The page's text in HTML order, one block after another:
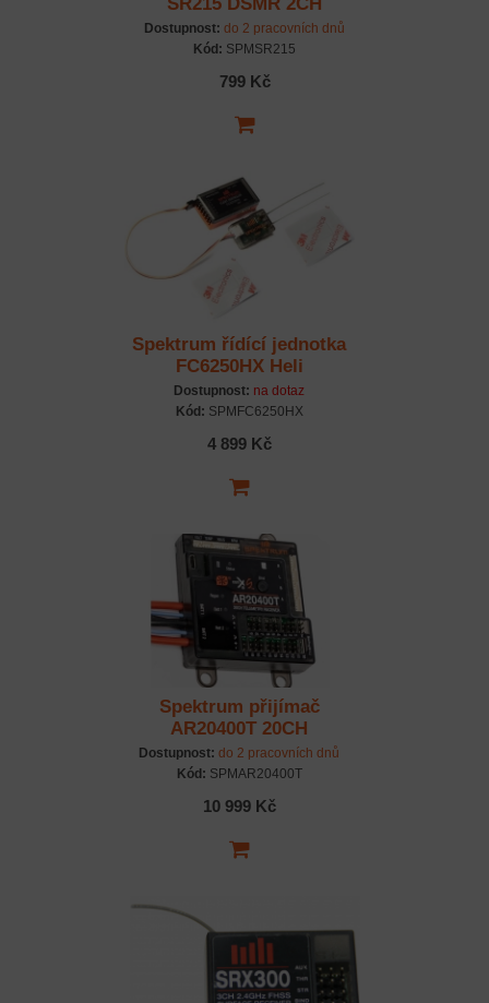
SR215 DSMR 2CH
Dostupnost: do 2 pracovních dnů
Kód: SPMSR215
799 Kč
Spektrum řídící jednotka
FC6250HX Heli
Flybarless
Dostupnost: na dotaz
Kód: SPMFC6250HX
4 899 Kč
Spektrum přijímač
AR20400T 20CH
PowerSafe s telemetrií
Dostupnost: do 2 pracovních dnů
Kód: SPMAR20400T
10 999 Kč